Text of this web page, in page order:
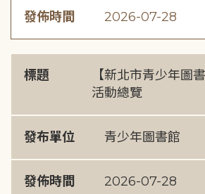
發佈時間 2026-07-28
標題
【新北市青少年圖
活動總覽
發布單位 青少年圖書館
發佈時間 2026-07-28